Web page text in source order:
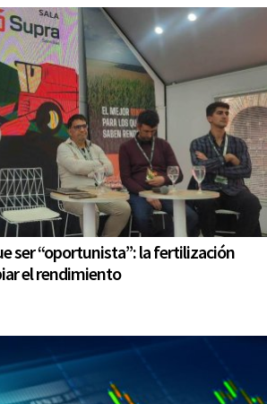
ser “oportunista”: la fertilización
el rendimiento